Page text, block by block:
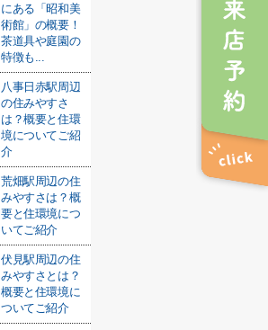
にある「昭和美
術館」の概要！
茶道具や庭園の
特徴も...
八事日赤駅周辺
の住みやすさ
は？概要と住環
境についてご紹
介
荒畑駅周辺の住
みやすさは？概
要と住環境につ
いてご紹介
伏見駅周辺の住
みやすさとは？
概要と住環境に
ついてご紹介